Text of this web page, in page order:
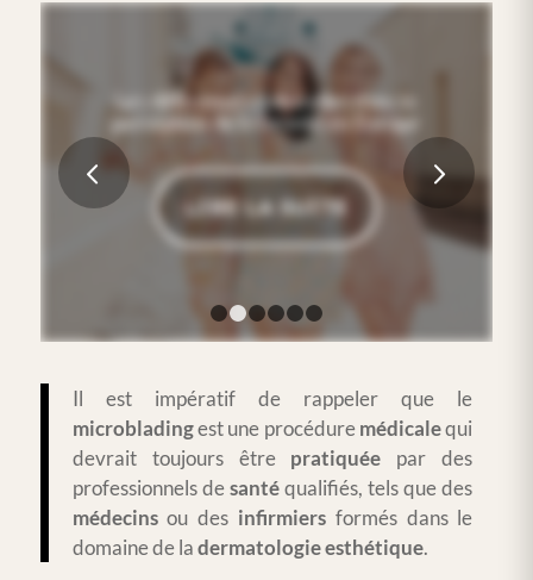
Les différences culturelles dans la
perception de la beauté en Europe
LIRE LA SUITE
Suivant
2
Il est impératif de rappeler que le
microbladingest une procéduremédicalequi
devrait toujours être pratiquée par des
professionnels desantéqualifiés, tels que des
médecinsou des infirmiers formés dans le
domaine de ladermatologieesthétique.